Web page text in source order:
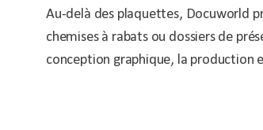
Au-delà des plaquettes, Docuworld
chemises à rabats ou dossiers de
conception graphique, la production